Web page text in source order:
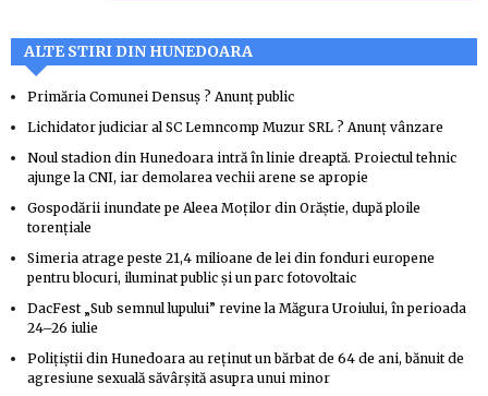
ALTE STIRI DIN HUNEDOARA
Primăria Comunei Densuş ? Anunţ public
Lichidator judiciar al SC Lemncomp Muzur SRL ? Anunţ vânzare
Noul stadion din Hunedoara intră în linie dreaptă. Proiectul tehnic
ajunge la CNI, iar demolarea vechii arene se apropie
Gospodării inundate pe Aleea Moților din Orăștie, după ploile
torențiale
Simeria atrage peste 21,4 milioane de lei din fonduri europene
pentru blocuri, iluminat public și un parc fotovoltaic
DacFest „Sub semnul lupului” revine la Măgura Uroiului, în perioada
24–26 iulie
Polițiștii din Hunedoara au reținut un bărbat de 64 de ani, bănuit de
agresiune sexuală săvârșită asupra unui minor